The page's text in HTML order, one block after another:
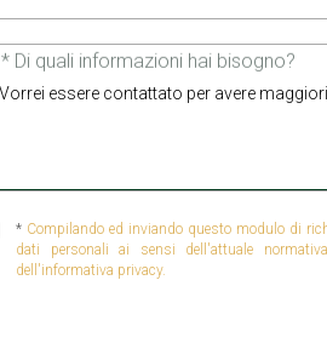
* Di quali informazioni hai bisogno?
* Compilando ed inviando questo modulo di
dati personali ai sensi dell'attuale
dell'informativa privacy.